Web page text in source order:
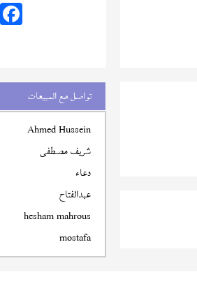
تواصل مع المبيعات
Ahmed Hussein
شريف مصطفى
دعاء
عبدالفتاح
hesham mahrous
mostafa